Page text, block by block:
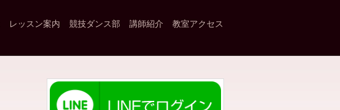
レッスン案内 競技ダンス部 講師紹介 教室アクセス